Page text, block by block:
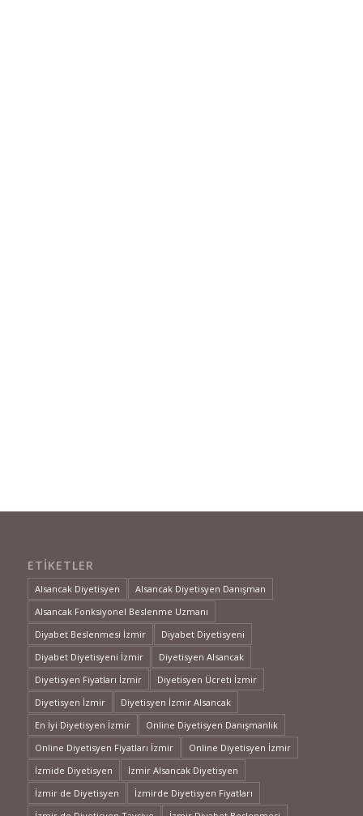
ETIKETLER
Alsancak Diyetisyen
Alsancak Diyetisyen Danışman
Alsancak Fonksiyonel Beslenme Uzmanı
Diyabet Beslenmesi İzmir
Diyabet Diyetisyeni
Diyabet Diyetisyeni İzmir
Diyetisyen Alsancak
Diyetisyen Fiyatları İzmir
Diyetisyen Ücreti İzmir
Diyetisyen İzmir
Diyetisyen İzmir Alsancak
En İyi Diyetisyen İzmir
Online Diyetisyen Danışmanlık
Online Diyetisyen Fiyatları İzmir
Online Diyetisyen İzmir
İzmide Diyetisyen
İzmir Alsancak Diyetisyen
İzmir de Diyetisyen
İzmirde Diyetisyen Fiyatları